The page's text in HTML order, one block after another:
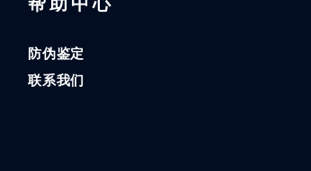
帮助中心
防伪鉴定
联系我们